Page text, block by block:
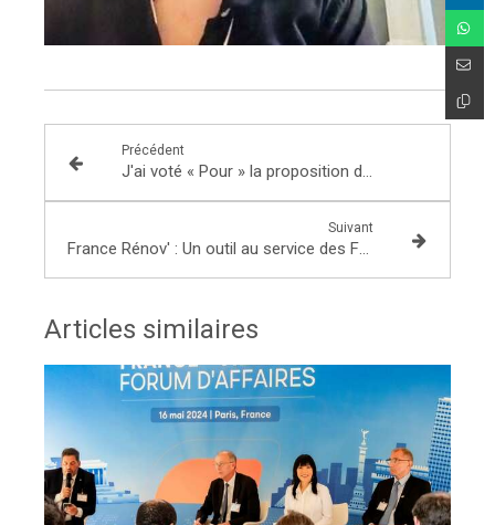
Précédent
J'ai voté « Pour » la proposition de loi relative à l’aménagement du Rhône
Suivant
France Rénov' : Un outil au service des Français et de leur logement
Articles similaires